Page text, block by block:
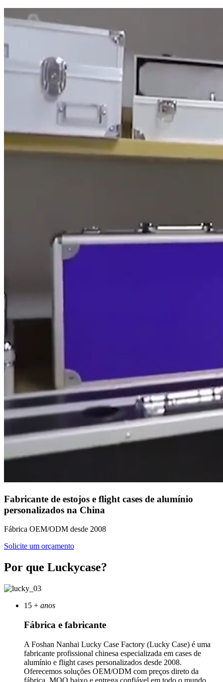
Fabricante de estojos e flight cases de alumínio
personalizados na China
Fábrica OEM/ODM desde 2008
Solicite um orçamento
Por que Luckycase?
15 + anos
Fábrica e fabricante
A Foshan Nanhai Lucky Case Factory (Lucky Case) é uma
fabricante profissional chinesa especializada em cases de
alumínio e flight cases personalizados desde 2008.
Oferecemos soluções OEM/ODM com preços direto da
fábrica, MOQ baixo e entrega confiável em todo o mundo.